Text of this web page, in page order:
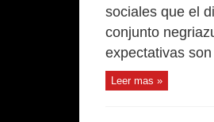
sociales que el
conjunto
expectativas
Leer mas »